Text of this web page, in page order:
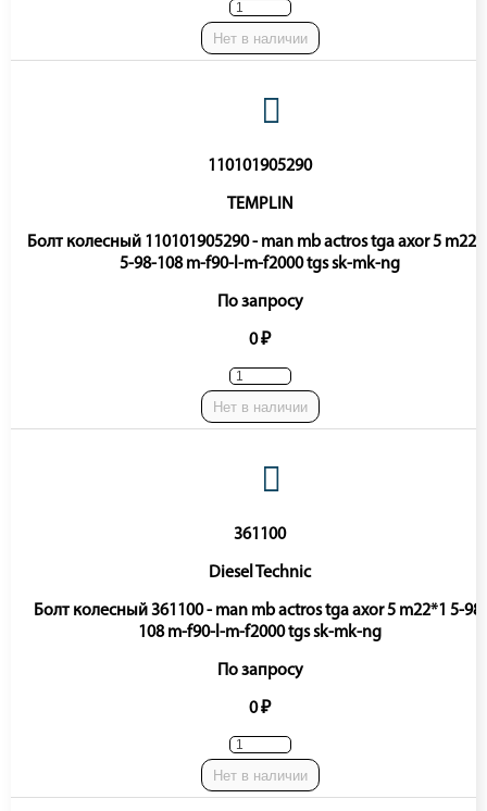
Нет в наличии
110101905290
TEMPLIN
Болт колесный 110101905290 - man mb actros tga axor 5
5-98-108 m-f90-l-m-f2000 tgs sk-mk-ng
По запросу
0 ₽
Нет в наличии
361100
Diesel Technic
Болт колесный 361100 - man mb actros tga axor 5 m22*1 5-98-
108 m-f90-l-m-f2000 tgs sk-mk-ng
По запросу
0 ₽
Нет в наличии